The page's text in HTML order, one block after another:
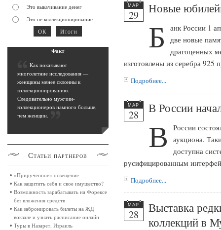
МАР
29 Новые
Б
анк России 1
две новые
драгоценных
изготовлены из серебра 925
Подробнее...
МАР
28 В России
В
России
аукциона.
доступна
русифицированным
Подробнее...
МАР
28
Выставка
коллекций в
Это выкачивание денег
Это не коллекционирование
Факт
Как показывают
многолетние исследования —
женщины менее склонны к
коллекционированию.
Следовательно мужчин-
коллекционеров намного больше,
чем женщин.
Статьи партнеров
«Прирученное» освещение
Как защитить себя и свое имущество?
Возможность зарабатывать на Форексе
без вложения средств
Как забронировать билеты на ЖД
вокзале и узнать расписание онлайн
Туры в Назарет, Израиль